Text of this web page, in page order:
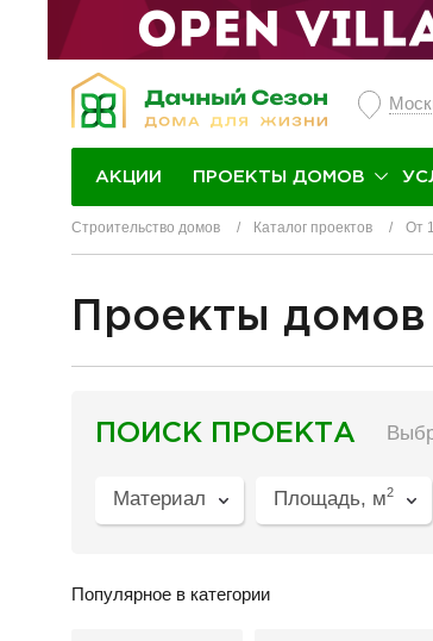
АКЦИИ ПРОЕКТЫ ДОМОВ
Строительство домов Каталог проектов От
Проекты
ПОИСК ПРОЕКТА
Материал Площадь, м2
Популярное в категории